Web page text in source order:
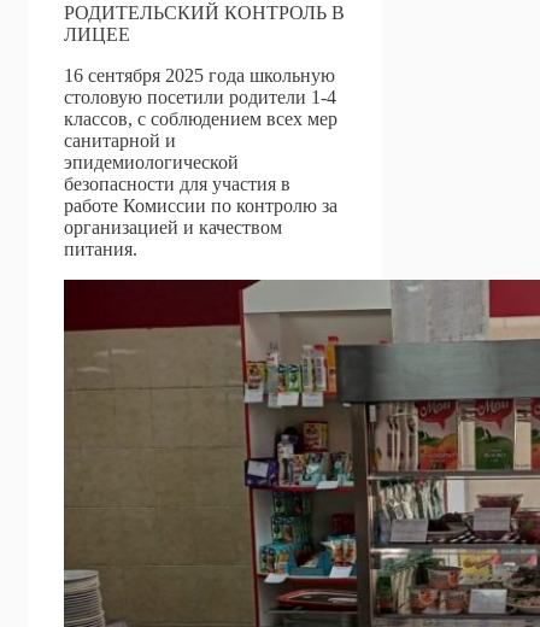
РОДИТЕЛЬСКИЙ КОНТРОЛЬ В
ЛИЦЕЕ
16 сентября 2025 года школьную
столовую посетили родители 1-4
классов, с соблюдением всех мер
санитарной и
эпидемиологической
безопасности для участия в
работе Комиссии по контролю за
организацией и качеством
питания.